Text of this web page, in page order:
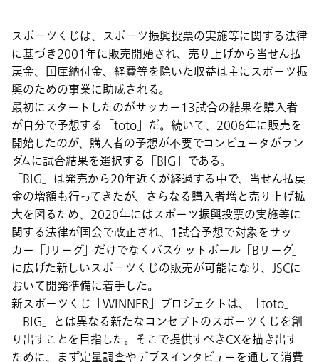
スポーツくじは、スポーツ振興投票の実施等に関する法律
に基づき2001年に販売開始され、売り上げから当せん払
戻金、国庫納付金、経費等を除いた収益は主にスポーツ振
興のための事業に助成される。
最初にスタートしたのがサッカー13試合の結果を購入者
が自分で予想する「toto」だ。続いて、2006年に販売を
開始したのが、購入者の予想が不要でコンピュータがラン
ダムに試合結果を選択する「BIG」である。
「BIG」は発売から20年近くが経過する中で、当せん払戻
金の増額も行ってきたが、さらなる購入者増と売り上げ拡
大を図るため、2020年にはスポーツ振興投票の実施等に
関する法律が国会で改正され、1試合予想で対象をサッ
カー「Jリーグ」だけでなくバスケットボール「Bリーグ」
に広げた新しいスポーツくじの販売が可能になり、JSCに
おいて開発準備に着手した。
新スポーツくじ「WINNER」プロジェクトは、「toto」
「BIG」とは異なる新たなコンセプトのスポーツくじを創
り出すことを目指した。そこで提供すべきCXを描き出す
ために、まず定量調査やデプスインタビューを通して消費